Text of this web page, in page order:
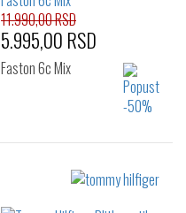
Izaberi željeni broj:
11.990,00 RSD
5.995,00 RSD
Faston 6c Mix